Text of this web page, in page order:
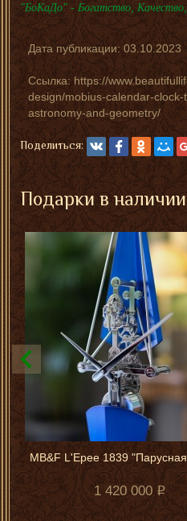
"БоКаДо" - Богатство,
Дата публикации:03.10.2023
Ссылка: https://
design/mobius-calendar-
astronomy-and-geometry/
Поделиться:
Подарки в наличии
MB&F L'Epee 1839
1 420 000